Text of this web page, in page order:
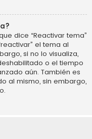
dice “Reactivar tema”
el tema al
si no lo visualiza,
o el tiempo
aún. También es
al mismo, sin embargo,